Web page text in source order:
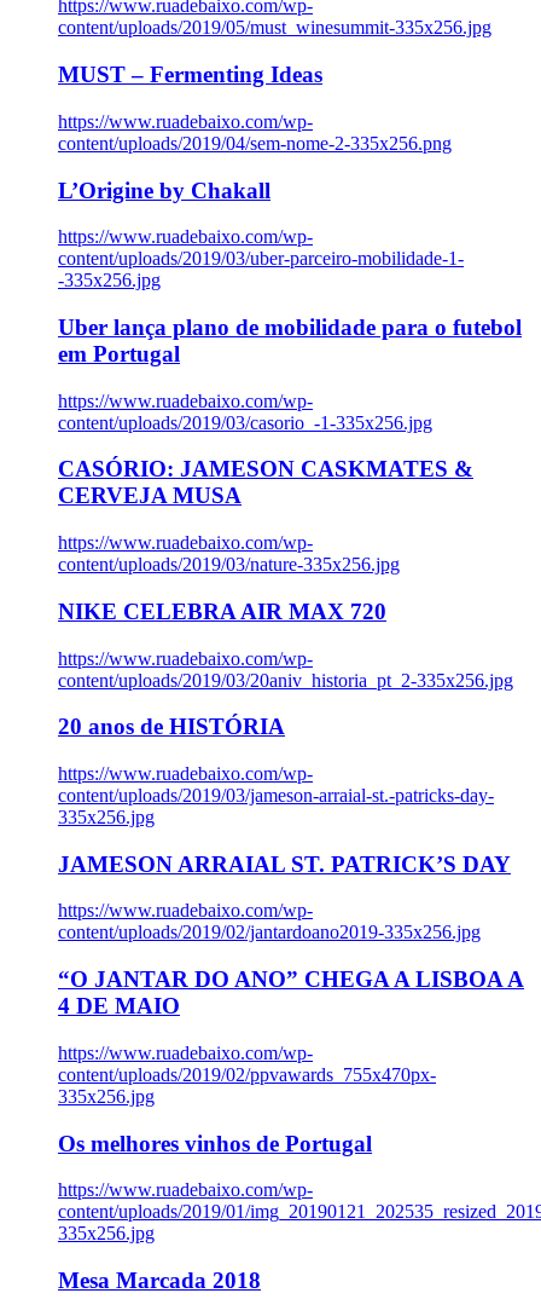
https://www.ruadebaixo.com/wp-
content/uploads/2019/05/must_winesummit-335x256.jpg
MUST – Fermenting Ideas
https://www.ruadebaixo.com/wp-
content/uploads/2019/04/sem-nome-2-335x256.png
L’Origine by Chakall
https://www.ruadebaixo.com/wp-
content/uploads/2019/03/uber-parceiro-mobilidade-1-
-335x256.jpg
Uber lança plano de mobilidade para o futebol
em Portugal
https://www.ruadebaixo.com/wp-
content/uploads/2019/03/casorio_-1-335x256.jpg
CASÓRIO: JAMESON CASKMATES &
CERVEJA MUSA
https://www.ruadebaixo.com/wp-
content/uploads/2019/03/nature-335x256.jpg
NIKE CELEBRA AIR MAX 720
https://www.ruadebaixo.com/wp-
content/uploads/2019/03/20aniv_historia_pt_2-335x256.jpg
20 anos de HISTÓRIA
https://www.ruadebaixo.com/wp-
content/uploads/2019/03/jameson-arraial-st.-patricks-day-
335x256.jpg
JAMESON ARRAIAL ST. PATRICK’S DAY
https://www.ruadebaixo.com/wp-
content/uploads/2019/02/jantardoano2019-335x256.jpg
“O JANTAR DO ANO” CHEGA A LISBOA A
4 DE MAIO
https://www.ruadebaixo.com/wp-
content/uploads/2019/02/ppvawards_755x470px-
335x256.jpg
Os melhores vinhos de Portugal
https://www.ruadebaixo.com/wp-
content/uploads/2019/01/
335x256.jpg
Mesa Marcada 2018